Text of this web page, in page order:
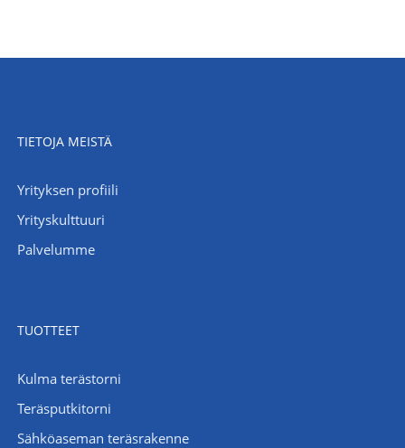
TIETOJA MEISTÄ
Yrityksen profiili
Yrityskulttuuri
Palvelumme
TUOTTEET
Kulma terästorni
Teräsputkitorni
Sähköaseman teräsrakenne